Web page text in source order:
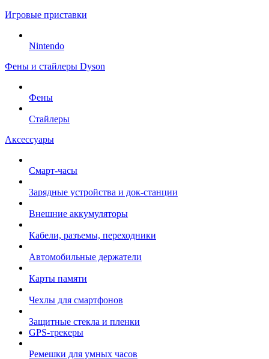
Игровые приставки
Nintendo
Фены и стайлеры Dyson
Фены
Стайлеры
Аксессуары
Смарт-часы
Зарядные устройства и док-станции
Внешние аккумуляторы
Кабели, разъемы, переходники
Автомобильные держатели
Карты памяти
Чехлы для смартфонов
Защитные стекла и пленки
GPS-трекеры
Ремешки для умных часов